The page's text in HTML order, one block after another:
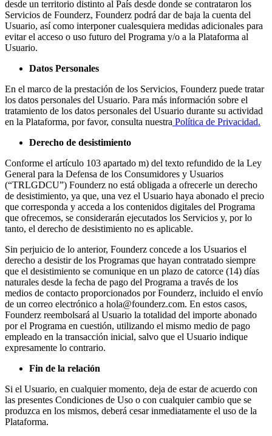
desde un territorio distinto al País desde donde se contrataron los
Servicios de Founderz, Founderz podrá dar de baja la cuenta del
Usuario, así como interponer cualesquiera medidas adicionales para
evitar el acceso o uso futuro del Programa y/o a la Plataforma al
Usuario.
Datos Personales
En el marco de la prestación de los Servicios, Founderz puede tratar
los datos personales del Usuario. Para más información sobre el
tratamiento de los datos personales del Usuario durante su actividad
en la Plataforma, por favor, consulta nuestra Política de Privacidad.
Derecho de desistimiento
Conforme el artículo 103 apartado m) del texto refundido de la Ley
General para la Defensa de los Consumidores y Usuarios
(“TRLGDCU”) Founderz no está obligada a ofrecerle un derecho
de desistimiento, ya que, una vez el Usuario haya abonado el precio
que corresponda y acceda a los contenidos digitales del Programa
que ofrecemos, se considerarán ejecutados los Servicios y, por lo
tanto, el derecho de desistimiento no es aplicable.
Sin perjuicio de lo anterior, Founderz concede a los Usuarios el
derecho a desistir de los Programas que hayan contratado siempre
que el desistimiento se comunique en un plazo de catorce (14) días
naturales desde la fecha de pago del Programa a través de los
medios de contacto proporcionados por Founderz, incluido el envío
de un correo electrónico a hola@founderz.com. En estos casos,
Founderz reembolsará al Usuario la totalidad del importe abonado
por el Programa en cuestión, utilizando el mismo medio de pago
empleado en la transacción inicial, salvo que el Usuario indique
expresamente lo contrario.
Fin de la relación
Si el Usuario, en cualquier momento, deja de estar de acuerdo con
las presentes Condiciones de Uso o con cualquier cambio que se
produzca en los mismos, deberá cesar inmediatamente el uso de la
Plataforma.